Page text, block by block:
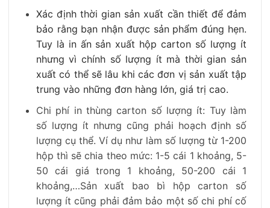
Xác định thời gian sản xuất cần thiết để đảm
bảo rằng bạn nhận được sản phẩm đúng hẹn.
Tuy là in ấn sản xuất hộp carton số lượng ít
nhưng vì chính số lượng ít mà thời gian sản
xuất có thể sẽ lâu khi các đơn vị sản xuất tập
trung vào những đơn hàng lớn, giá trị cao.
Chi phí in thùng carton số lượng ít: Tuy làm
số lượng ít nhưng cũng phải hoạch định số
lượng cụ thể. Ví dụ như làm số lượng từ 1-200
hộp thì sẽ chia theo mức: 1-5 cái 1 khoảng, 5-
50 cái giá trong 1 khoảng, 50-200 cái 1
khoảng,…Sản xuất bao bì hộp carton số
lượng ít cũng phải đảm bảo một số chi phí cố